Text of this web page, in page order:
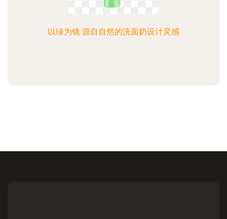
以绿为镜 源自自然的洗面奶设计灵感